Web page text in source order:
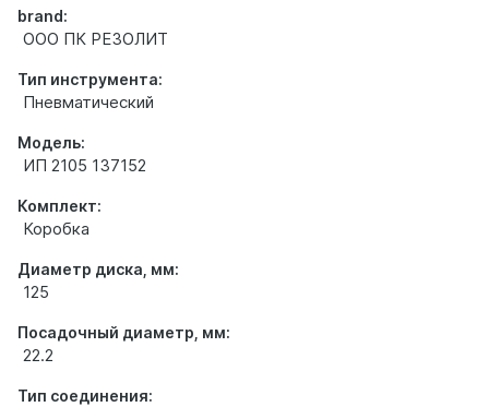
brand:
ООО ПК РЕЗОЛИТ
Тип инструмента:
Пневматический
Модель:
ИП 2105 137152
Комплект:
Коробка
Диаметр диска, мм:
125
Посадочный диаметр, мм:
22.2
Тип соединения: